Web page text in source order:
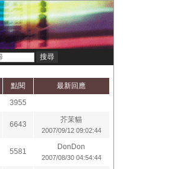
點閱
最新回應
3955
6643
芥茉貓
2007/09/12 09:02:44
5581
DonDon
2007/08/30 04:54:44